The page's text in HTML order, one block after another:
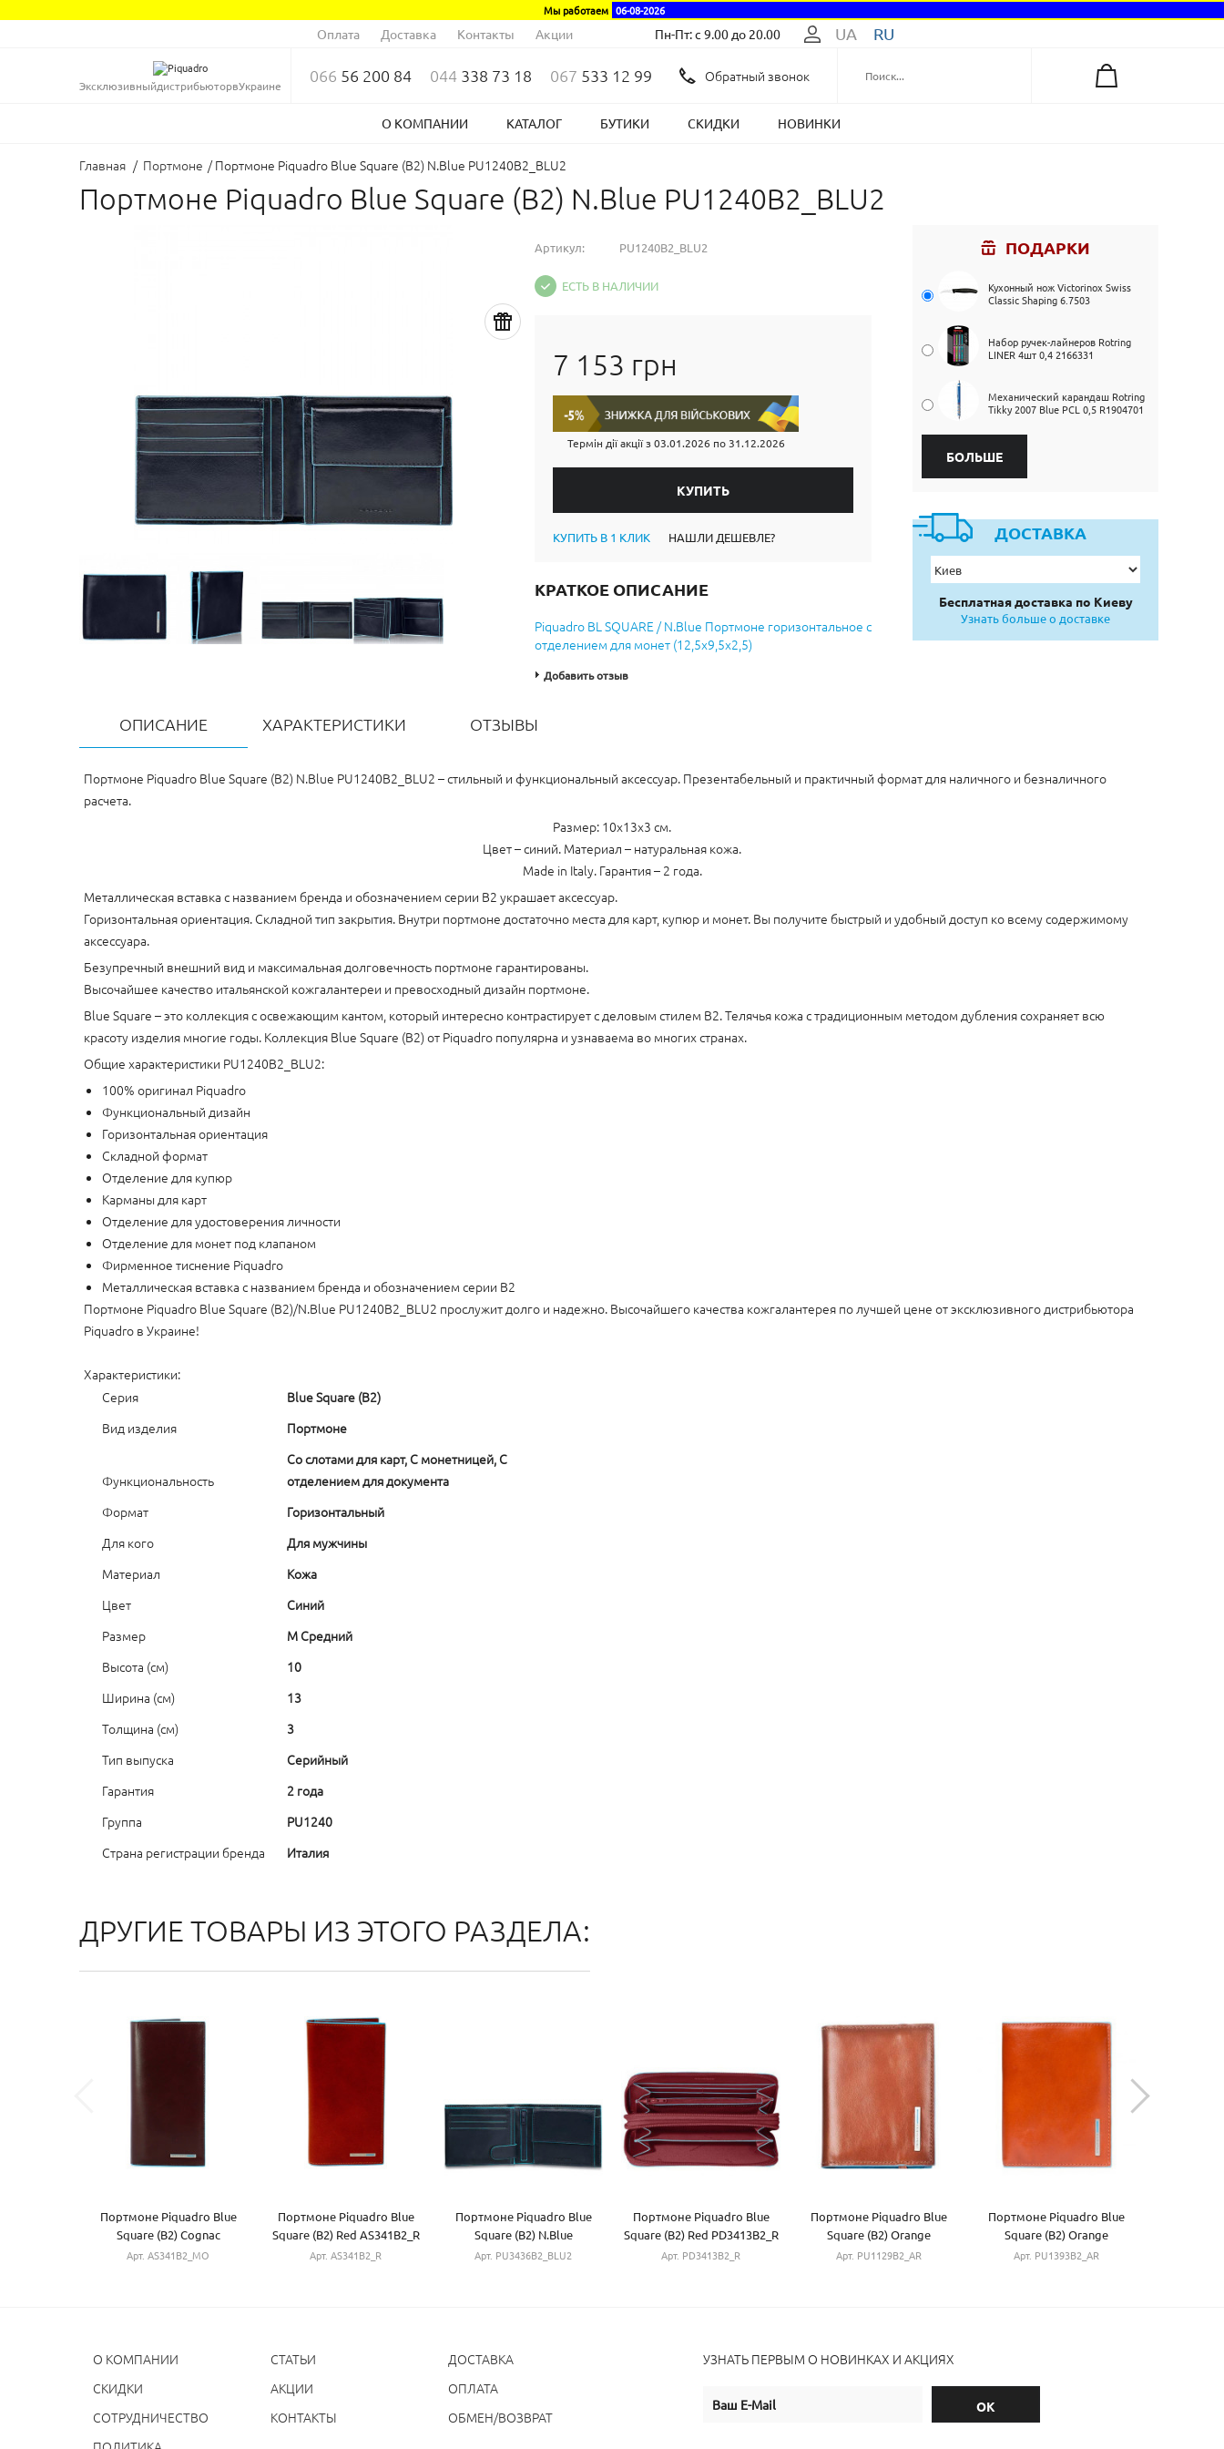
Мы работаем 06-08-2026
Оплата Доставка Контакты Акции Пн-Пт: с 9.00 до 20.00 UA RU
ЭксклюзивныйдистрибьюторвУкраине 066 56 200 84 044 338 73 18 067 533 12 99 Обратный звонок
О КОМПАНИИ КАТАЛОГ БУТИКИ СКИДКИ НОВИНКИ
Главная / Портмоне / Портмоне Piquadro Blue Square (B2) N.Blue PU1240B2_BLU2
Портмоне Piquadro Blue Square (B2) N.Blue PU1240B2_BLU2
Артикул: PU1240B2_BLU2
ЕСТЬ В НАЛИЧИИ
7 153 грн
Термін дії акції з03.01.2026 по 31.12.2026
КУПИТЬ В 1 КЛИК НАШЛИ ДЕШЕВЛЕ?
КРАТКОЕ ОПИСАНИЕ
Piquadro BL SQUARE / N.Blue Портмоне горизонтальное с
отделением для монет (12,5x9,5x2,5)
Добавить отзыв
ПОДАРКИ
Кухонный нож Victorinox Swiss
Classic Shaping 6.7503
Набор ручек-лайнеров Rotring
LINER 4шт 0,4 2166331
Механический карандаш Rotring
Tikky 2007 Blue PCL 0,5 R1904701
БОЛЬШЕ
ДОСТАВКА
Бесплатная доставка по Киеву
Узнать больше о доставке
ОПИСАНИЕ ХАРАКТЕРИСТИКИ ОТЗЫВЫ
Портмоне Piquadro Blue Square (B2) N.Blue PU1240B2_BLU2 – стильный и функциональный аксессуар. Презентабельный и практичный формат для наличного и безналичного
расчета.
Размер: 10х13х3 см.
Цвет – синий. Материал – натуральная кожа.
Made in Italy. Гарантия – 2 года.
Металлическая вставка с названием бренда и обозначением серии B2 украшает аксессуар.
Горизонтальная ориентация. Складной тип закрытия. Внутри портмоне достаточно места для карт, купюр и монет. Вы получите быстрый и удобный доступ ко всему содержимому
аксессуара.
Безупречный внешний вид и максимальная долговечность портмоне гарантированы.
Высочайшее качество итальянской кожгалантереи и превосходный дизайн портмоне.
Blue Square – это коллекция с освежающим кантом, который интересно контрастирует с деловым стилем B2. Телячья кожа с традиционным методом дубления сохраняет всю
красоту изделия многие годы. Коллекция Blue Square (B2) от Piquadro популярна и узнаваема во многих странах.
Общие характеристики PU1240B2_BLU2:
100% оригинал Piquadro
Функциональный дизайн
Горизонтальная ориентация
Складной формат
Отделение для купюр
Карманы для карт
Отделение для удостоверения личности
Отделение для монет под клапаном
Фирменное тиснение Piquadro
Металлическая вставка с названием бренда и обозначением серии B2
Портмоне Piquadro Blue Square (B2)/N.Blue PU1240B2_BLU2 прослужит долго и надежно. Высочайшего качества кожгалантерея по лучшей цене от эксклюзивного дистрибьютора
Piquadro в Украине!
Характеристики:
Серия
Blue Square (B2)
Вид изделия
Портмоне
Функциональность
Со слотами для карт, С монетницей, С
отделением для документа
Формат
Горизонтальный
Для кого
Для мужчины
Материал
Кожа
Цвет
Синий
Размер
M Средний
Высота (см)
10
Ширина (см)
13
Толщина (см)
3
Тип выпуска
Серийный
Гарантия
2 года
Группа
PU1240
Страна регистрации бренда
Италия
ДРУГИЕ ТОВАРЫ ИЗ ЭТОГО РАЗДЕЛА:
Портмоне Piquadro Blue
Square (B2) Cognac
AS341B2_MO
Арт. AS341B2_MO
Портмоне Piquadro Blue
Square (B2) Red AS341B2_R
Арт. AS341B2_R
Портмоне Piquadro Blue
Square (B2) N.Blue
PU3436B2_BLU2
Арт. PU3436B2_BLU2
Портмоне Piquadro Blue
Square (B2) Red PD3413B2_R
Арт. PD3413B2_R
Портмоне Piquadro Blue
Square (B2) Orange
PU1129B2_AR
Арт. PU1129B2_AR
Портмоне Piquadro Blue
Square (B2) Orange
PU1393B2_AR
Арт. PU1393B2_AR
О КОМПАНИИ
CКИДКИ
СОТРУДНИЧЕСТВО
СТАТЬИ
АКЦИИ
КОНТАКТЫ
ДОСТАВКА
ОПЛАТА
ОБМЕН/ВОЗВРАТ
УЗНАТЬ ПЕРВЫМ О НОВИНКАХ И АКЦИЯХ